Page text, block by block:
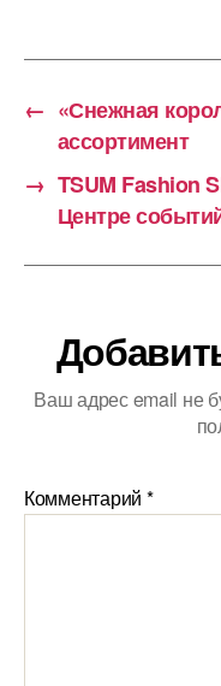
← «Снежная
ассортимент
→ TSUM Fashion
Центре
Ваш адрес email не
Комментарий *